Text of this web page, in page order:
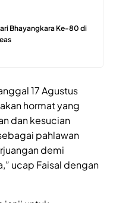
Bhayangkara Ke-80 di
17 Agustus
hormat yang
dan kesucian
pahlawan
demi
ucap Faisal dengan